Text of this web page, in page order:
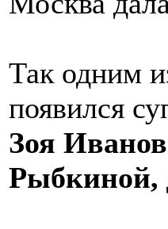
Так одним
появился
Зоя
Рыбкиной,